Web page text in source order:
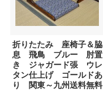
折りたたみ 座椅子＆脇
息 飛鳥 ブルー 肘置
き ジャガード張 ウレ
タン仕上げ ゴールドあ
り 関東～九州送料無料